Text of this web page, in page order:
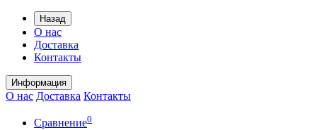
Назад
О нас
Доставка
Контакты
Информация
О нас Доставка Контакты
Сравнение0